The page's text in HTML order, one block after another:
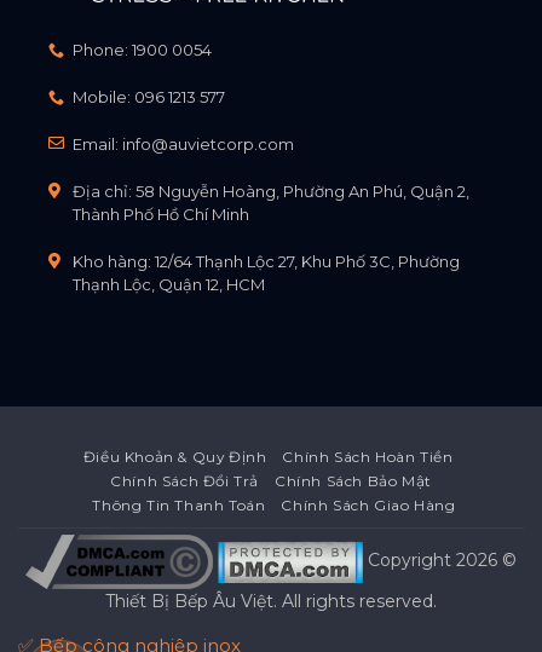
Phone: 1900 0054
Mobile: 096 1213 577
Email: info@auvietcorp.com
Địa chỉ: 58 Nguyễn Hoàng, Phường An Phú, Quận 2,
Thành Phố Hồ Chí Minh
Kho hàng: 12/64 Thạnh Lộc 27, Khu Phố 3C, Phường
Thạnh Lộc, Quận 12, HCM
Điều Khoản & Quy Định
Chính Sách Hoàn Tiền
Chính Sách Đổi Trả
Chính Sách Bảo Mật
Thông Tin Thanh Toán
Chính Sách Giao Hàng
Copyright 2026 ©
Thiết Bị Bếp Âu Việt. All rights reserved.
✅ Bếp công nghiệp inox